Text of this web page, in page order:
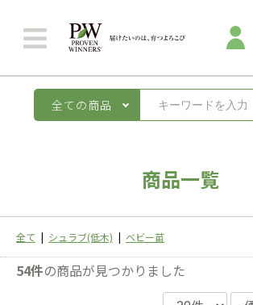
全ての商品
商品一覧
全て | シュラブ(低木) | ベビー苗
54件の商品が見つかりました